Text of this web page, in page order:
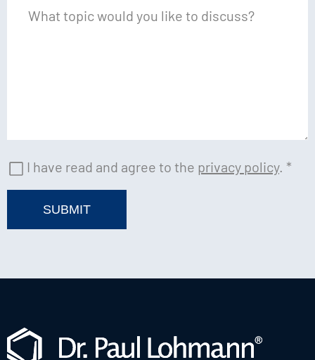
I have read and agree to the privacy policy. *
SUBMIT